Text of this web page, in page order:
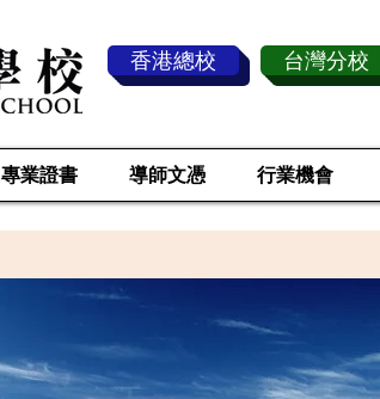
香港總校 台灣分校
專業證書 導師文憑 行業機會